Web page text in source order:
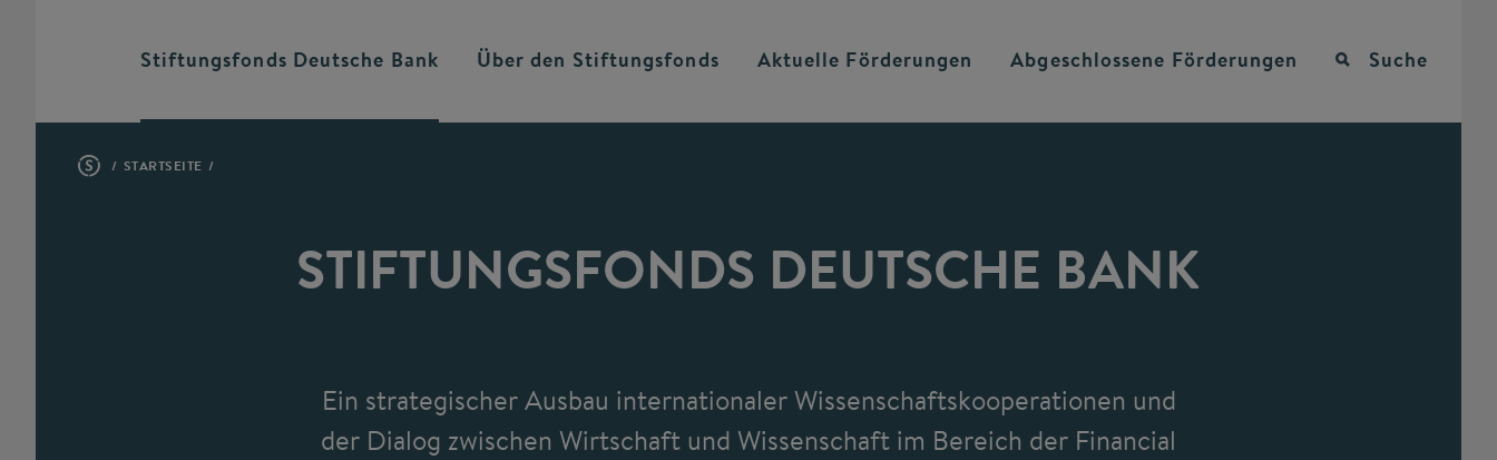
Stiftungsfonds Deutsche Bank Über den Stiftungsfonds Aktuelle Förderungen Abgeschlossene Förderungen Suche
STARTSEITE
STIFTUNGSFONDS DEUTSCHE BANK
Ein strategischer Ausbau internationaler Wissenschaftskooperationen und
der Dialog zwischen Wirtschaft und Wissenschaft im Bereich der Financial